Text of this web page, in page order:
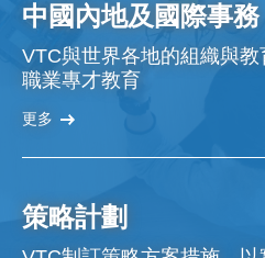
中國內地及國際事務
VTC與世界各地的組織與
職業專才教育
更多
策略計劃